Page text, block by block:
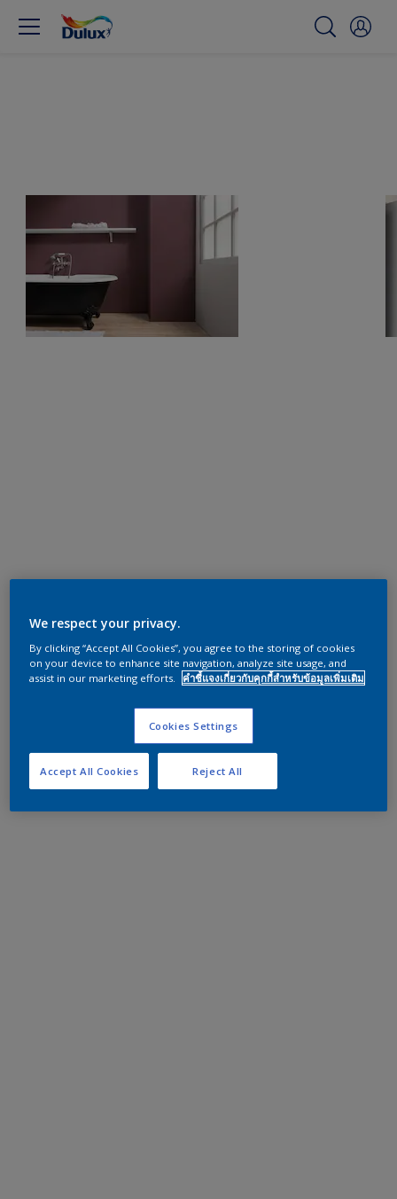
We respect your privacy.
By clicking “Accept All Cookies”, you agree to the storing of cookies
on your device to enhance site navigation, analyze site usage, and
assist in our marketing efforts.
คำชี้แจงเกี่ยวกับคุกกี้สำหรับข้อมูลเพิ่มเติม
Cookies Settings
Reject All
Accept All Cookies